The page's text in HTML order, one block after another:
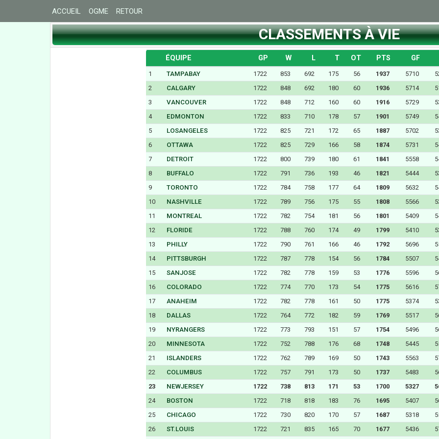
ACCUEIL OGME RETOUR
CLASSEMENTS À VIE
ÉQUIPE GP W L T OT PTS GF
1 TAMPABAY 1722 853 692 175 56 1937 5710
2
CALGARY 1722 848 692 180 60 1936 5714
3
VANCOUVER 1722 848 712 160 60 1916 5729
4
EDMONTON 1722 833 710 178 57 1901 5749
5
LOSANGELES 1722 825 721 172 65 1887 5702
6
OTTAWA 1722 825 729 166 58 1874 5731
7
DETROIT 1722 800 739 180 61 1841 5558
8
BUFFALO 1722 791 736 193 46 1821 5444
9
TORONTO 1722 784 758 177 64 1809 5632
10
NASHVILLE 1722 789 756 175 55 1808 5566
11
MONTREAL 1722 782 754 181 56 1801 5409
12
FLORIDE 1722 788 760 174 49 1799 5410
13
PHILLY 1722 790 761 166 46 1792 5696
14
PITTSBURGH 1722 787 778 154 56 1784 5507
15
SANJOSE 1722 782 778 159 53 1776 5596
16
COLORADO 1722 774 770 173 54 1775 5616
17
ANAHEIM 1722 782 778 161 50 1775 5374
18
DALLAS 1722 764 772 182 59 1769 5517
19
NYRANGERS 1722 773 793 151 57 1754 5496
20
MINNESOTA 1722 752 788 176 68 1748 5445
21
ISLANDERS 1722 762 789 169 50 1743 5563
22
COLUMBUS 1722 757 791 173 50 1737 5483
23
NEWJERSEY 1722 738 813 171 53 1700 5327
24
BOSTON 1722 718 818 183 76 1695 5407
25
CHICAGO 1722 730 820 170 57 1687 5318
26
ST.LOUIS 1722 721 835 165 70 1677 5436